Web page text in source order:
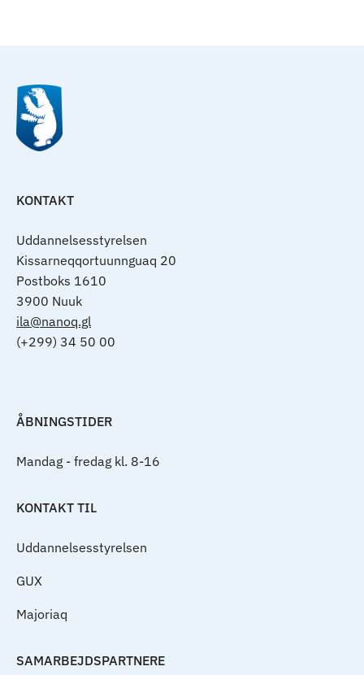
KONTAKT
Uddannelsesstyrelsen
Kissarneqqortuunnguaq 20
Postboks 1610
3900 Nuuk
ila@nanoq.gl
(+299) 34 50 00
ÅBNINGSTIDER
Mandag - fredag kl. 8-16
KONTAKT TIL
Uddannelsesstyrelsen
GUX
Majoriaq
SAMARBEJDSPARTNERE